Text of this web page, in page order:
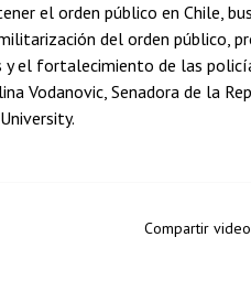
el orden público en Chile,
del orden público,
el fortalecimiento de las
Vodanovic, Senadora de la
Compartir